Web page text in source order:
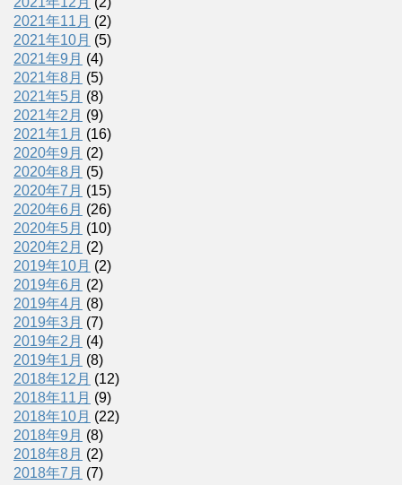
2021年11月 (2)
2021年10月 (5)
2021年9月 (4)
2021年8月 (5)
2021年5月 (8)
2021年2月 (9)
2021年1月 (16)
2020年9月 (2)
2020年8月 (5)
2020年7月 (15)
2020年6月 (26)
2020年5月 (10)
2020年2月 (2)
2019年10月 (2)
2019年6月 (2)
2019年4月 (8)
2019年3月 (7)
2019年2月 (4)
2019年1月 (8)
2018年12月 (12)
2018年11月 (9)
2018年10月 (22)
2018年9月 (8)
2018年8月 (2)
2018年7月 (7)